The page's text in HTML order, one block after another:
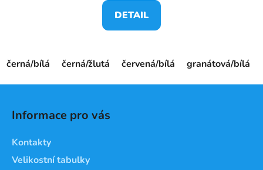
DETAIL
černá/bílá černá/žlutá červená/bílá granátová/bílá
Informace pro vás
Kontakty
Velikostní tabulky